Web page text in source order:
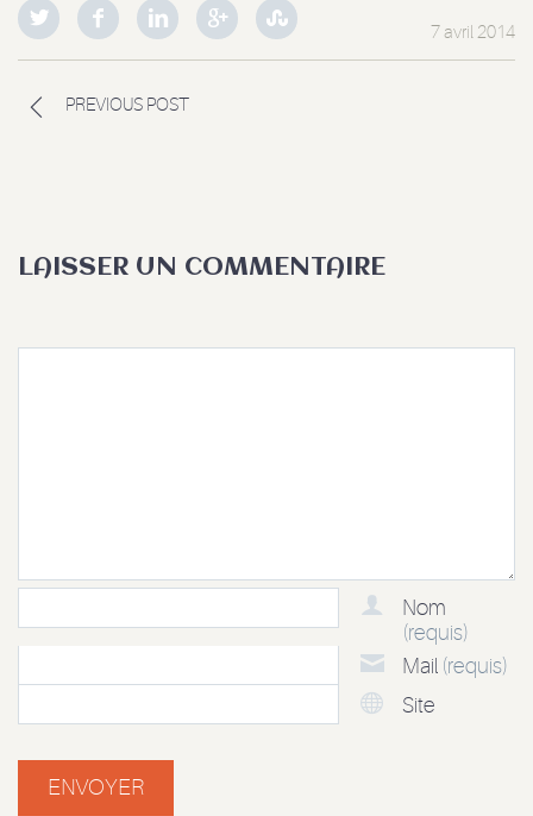
7 avril 2014
PREVIOUS POST
LAISSER UN COMMENTAIRE
Nom
(requis)
Mail (requis)
Site